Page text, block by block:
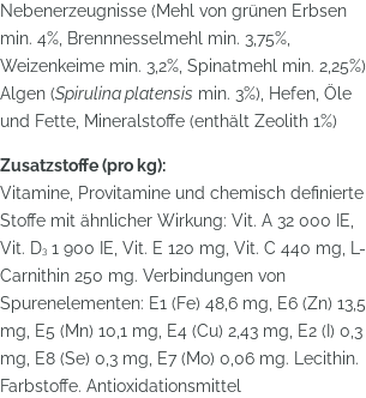
Nebenerzeugnisse (Mehl von grünen Erbsen
min. 4%, Brennnesselmehl min. 3,75%,
Weizenkeime min. 3,2%, Spinatmehl min. 2,25%),
Algen (Spirulina platensis min. 3%), Hefen, Öle
und Fette, Mineralstoffe (enthält Zeolith 1%)
Zusatzstoffe (pro kg):
Vitamine, Provitamine und chemisch definierte
Stoffe mit ähnlicher Wirkung: Vit. A 32 000 IE,
Vit. D3 1 900 IE, Vit. E 120 mg, Vit. C 440 mg, L-
Carnithin 250 mg. Verbindungen von
Spurenelementen: E1 (Fe) 48,6 mg, E6 (Zn) 13,5
mg, E5 (Mn) 10,1 mg, E4 (Cu) 2,43 mg, E2 (I) 0,3
mg, E8 (Se) 0,3 mg, E7 (Mo) 0,06 mg. Lecithin.
Farbstoffe. Antioxidationsmittel